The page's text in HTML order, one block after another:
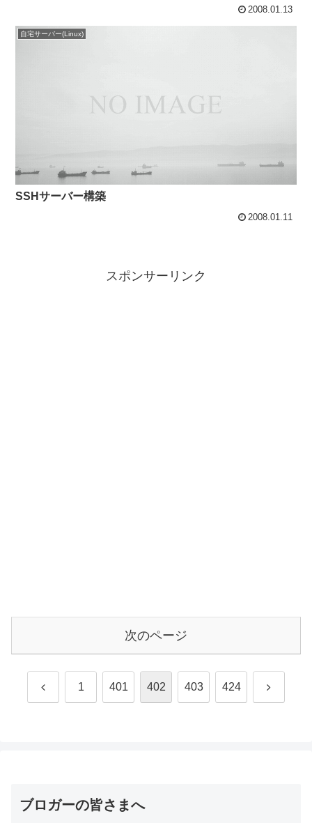
2008.01.13
自宅サーバー(Linux)
SSHサーバー構築
2008.01.11
スポンサーリンク
次のページ
前 1 401 402 403 424 次
ブロガーの皆さまへ